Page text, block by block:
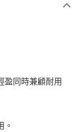
盈同時兼顧耐用
。